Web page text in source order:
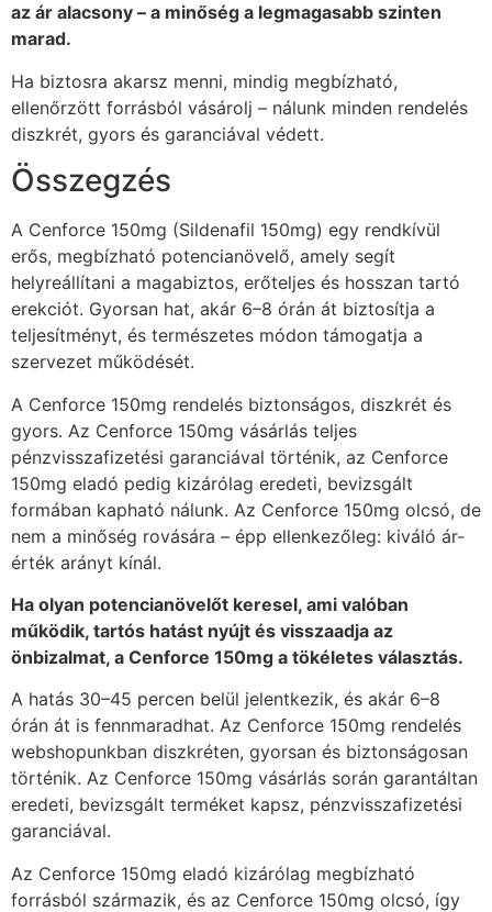
az ár alacsony – a minőség a legmagasabb szinten
marad.
Ha biztosra akarsz menni, mindig megbízható,
ellenőrzött forrásból vásárolj – nálunk minden rendelés
diszkrét, gyors és garanciával védett.
Összegzés
A Cenforce 150mg (Sildenafil 150mg) egy rendkívül
erős, megbízható potencianövelő, amely segít
helyreállítani a magabiztos, erőteljes és hosszan tartó
erekciót. Gyorsan hat, akár 6–8 órán át biztosítja a
teljesítményt, és természetes módon támogatja a
szervezet működését.
A Cenforce 150mg rendelés biztonságos, diszkrét és
gyors. Az Cenforce 150mg vásárlás teljes
pénzvisszafizetési garanciával történik, az Cenforce
150mg eladó pedig kizárólag eredeti, bevizsgált
formában kapható nálunk. Az Cenforce 150mg olcsó, de
nem a minőség rovására – épp ellenkezőleg: kiváló ár-
érték arányt kínál.
Ha olyan potencianövelőt keresel, ami valóban
működik, tartós hatást nyújt és visszaadja az
önbizalmat, a Cenforce 150mg a tökéletes választás.
A hatás 30–45 percen belül jelentkezik, és akár 6–8
órán át is fennmaradhat. Az Cenforce 150mg rendelés
webshopunkban diszkréten, gyorsan és biztonságosan
történik. Az Cenforce 150mg vásárlás során garantáltan
eredeti, bevizsgált terméket kapsz, pénzvisszafizetési
garanciával.
Az Cenforce 150mg eladó kizárólag megbízható
forrásból származik, és az Cenforce 150mg olcsó, így